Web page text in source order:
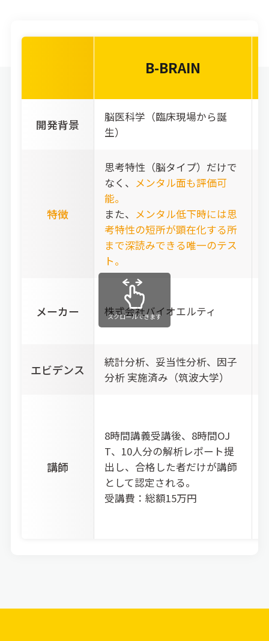
B-BRAIN
開発背景
脳医科学（臨床現場から誕
生）
特徴
思考特性（脳タイプ）だけで
なく、
メンタル面も評価可
能。
また、
メンタル低下時には思
考特性の短所が顕在化する所
まで深読みできる唯一のテス
ト。
メーカー 株式会社バイオエルティ
エビデンス
統計分析、妥当性分析、因子
分析 実施済み （筑波大学）
講師
8時間講義受講後、8時間OJ
T、 10人分の解析レポート提
出し、 合格した者だけが講師
として認定される。
受講費：総額15万円
スクロールできます